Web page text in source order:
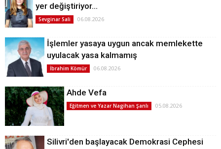
yer değiştiriyor…
Sevginar Sali 06.08.2026
İşlemler yasaya uygun ancak memlekette
uyulacak yasa kalmamış
İbrahim Kömür 06.08.2026
Ahde Vefa
Eğitmen ve Yazar Nagihan Şanlı 05.08.2026
Silivri'den başlayacak Demokrasi Cephesi